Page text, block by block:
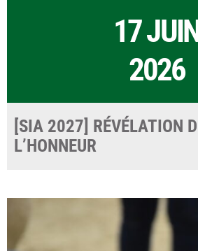
17
2026
[SIA 2027] RÉVÉLATION
L’HONNEUR